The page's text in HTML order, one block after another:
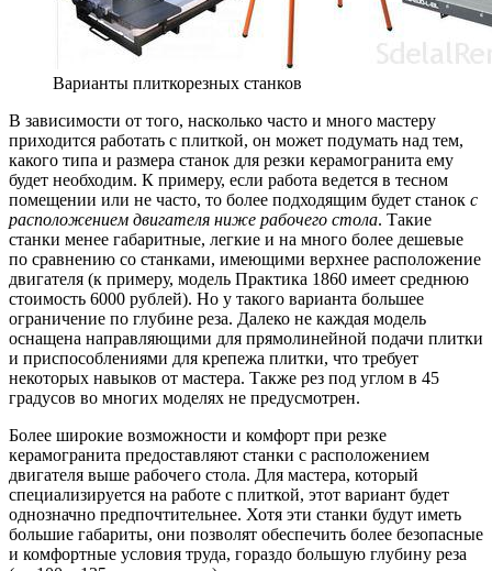
Варианты плиткорезных станков
В зависимости от того, насколько часто и много мастеру
приходится работать с плиткой, он может подумать над тем,
какого типа и размера станок для резки керамогранита ему
будет необходим. К примеру, если работа ведется в тесном
помещении или не часто, то более подходящим будет станок с
расположением двигателя ниже рабочего стола. Такие
станки менее габаритные, легкие и на много более дешевые
по сравнению со станками, имеющими верхнее расположение
двигателя (к примеру, модель Практика 1860 имеет среднюю
стоимость 6000 рублей). Но у такого варианта большее
ограничение по глубине реза. Далеко не каждая модель
оснащена направляющими для прямолинейной подачи плитки
и приспособлениями для крепежа плитки, что требует
некоторых навыков от мастера. Также рез под углом в 45
градусов во многих моделях не предусмотрен.
Более широкие возможности и комфорт при резке
керамогранита предоставляют станки с расположением
двигателя выше рабочего стола. Для мастера, который
специализируется на работе с плиткой, этот вариант будет
однозначно предпочтительнее. Хотя эти станки будут иметь
большие габариты, они позволят обеспечить более безопасные
и комфортные условия труда, гораздо большую глубину реза